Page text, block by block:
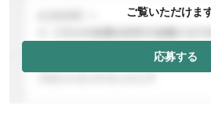
ご覧いただけます
応募する